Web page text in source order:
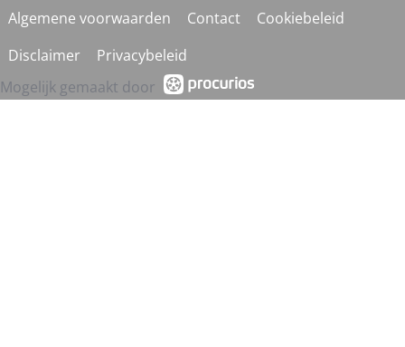
Algemene voorwaarden
Contact
Cookiebeleid
Disclaimer
Privacybeleid
Mogelijk gemaakt door